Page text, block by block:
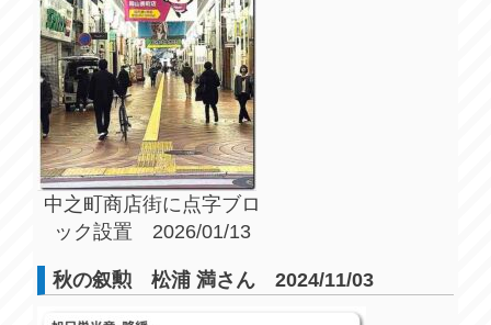
中之町商店街に点字ブロ
ック設置 2026/01/13
秋の叙勲 松浦 満さん 2024/11/03